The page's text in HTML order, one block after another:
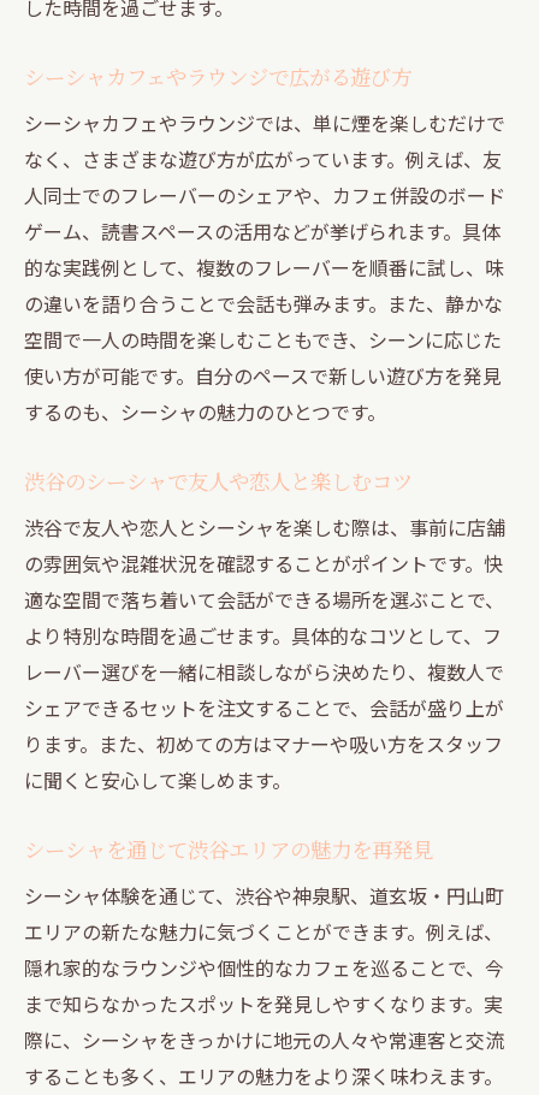
した時間を過ごせます。
シーシャカフェやラウンジで広がる遊び方
シーシャカフェやラウンジでは、単に煙を楽しむだけで
なく、さまざまな遊び方が広がっています。例えば、友
人同士でのフレーバーのシェアや、カフェ併設のボード
ゲーム、読書スペースの活用などが挙げられます。具体
的な実践例として、複数のフレーバーを順番に試し、味
の違いを語り合うことで会話も弾みます。また、静かな
空間で一人の時間を楽しむこともでき、シーンに応じた
使い方が可能です。自分のペースで新しい遊び方を発見
するのも、シーシャの魅力のひとつです。
渋谷のシーシャで友人や恋人と楽しむコツ
渋谷で友人や恋人とシーシャを楽しむ際は、事前に店舗
の雰囲気や混雑状況を確認することがポイントです。快
適な空間で落ち着いて会話ができる場所を選ぶことで、
より特別な時間を過ごせます。具体的なコツとして、フ
レーバー選びを一緒に相談しながら決めたり、複数人で
シェアできるセットを注文することで、会話が盛り上が
ります。また、初めての方はマナーや吸い方をスタッフ
に聞くと安心して楽しめます。
シーシャを通じて渋谷エリアの魅力を再発見
シーシャ体験を通じて、渋谷や神泉駅、道玄坂・円山町
エリアの新たな魅力に気づくことができます。例えば、
隠れ家的なラウンジや個性的なカフェを巡ることで、今
まで知らなかったスポットを発見しやすくなります。実
際に、シーシャをきっかけに地元の人々や常連客と交流
することも多く、エリアの魅力をより深く味わえます。